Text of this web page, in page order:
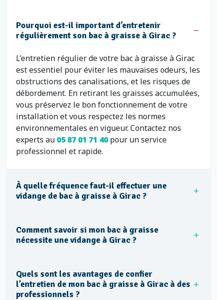
Pourquoi est-il important d’entretenir
régulièrement son bac à graisse à Girac ?
L’entretien régulier de votre bac à graisse à Girac
est essentiel pour éviter les mauvaises odeurs, les
obstructions des canalisations, et les risques de
débordement. En retirant les graisses accumulées,
vous préservez le bon fonctionnement de votre
installation et vous respectez les normes
environnementales en vigueur. Contactez nos
experts au 05 87 01 71 40pour un service
professionnel et rapide.
À quelle fréquence faut-il effectuer une
vidange de bac à graisse à Girac ?
Comment savoir si mon bac à graisse
nécessite une vidange à Girac ?
Quels sont les avantages de confier
l’entretien de mon bac à graisse à Girac à des
professionnels ?